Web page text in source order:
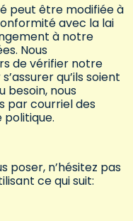
peut être modifiée à
avec la lai
à notre
Nous
de vérifier notre
qu’ils soient
besoin, nous
par courriel des
poser, n’hésitez pas
ce qui suit: